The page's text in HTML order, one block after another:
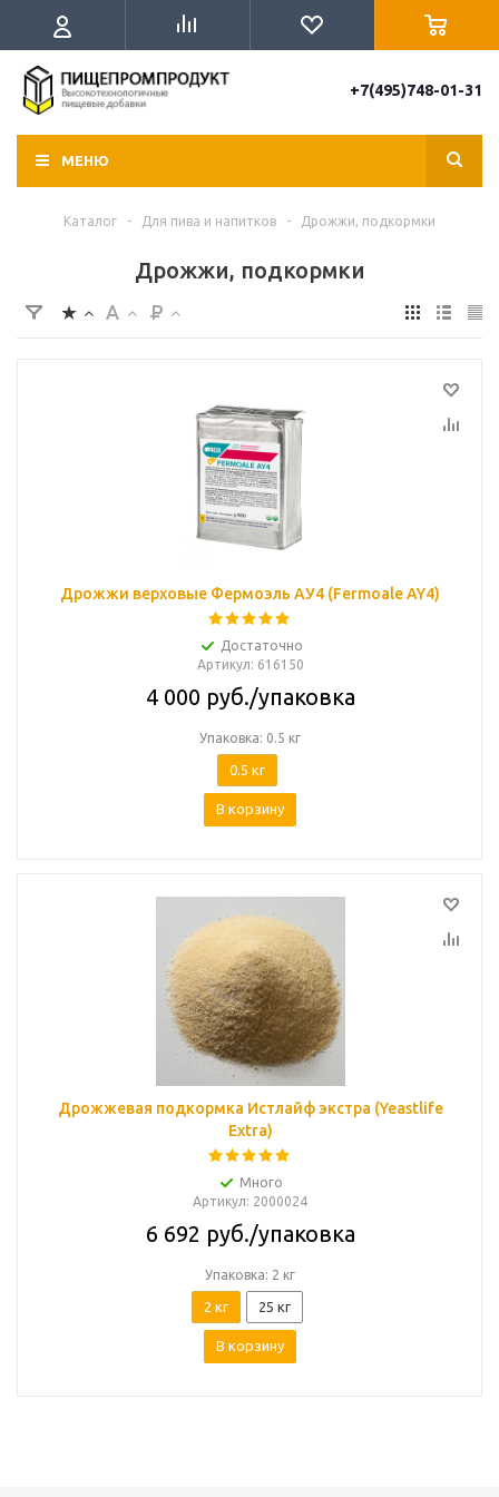
+7(495)748-01-31
МЕНЮ
Каталог - Для пива и напитков - Дрожжи, подкормки
Дрожжи, подкормки
Дрожжи верховые Фермоэль АУ4 (Fermoale AY4)
Достаточно
Артикул: 616150
4 000 руб./упаковка
Упаковка: 0.5 кг
0.5 кг
В корзину
Дрожжевая подкормка Истлайф экстра (Yeastlife
Extra)
Много
Артикул: 2000024
6 692 руб./упаковка
Упаковка: 2 кг
2 кг 25 кг
В корзину